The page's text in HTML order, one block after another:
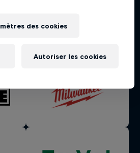
des cookies
Autoriser les cookies